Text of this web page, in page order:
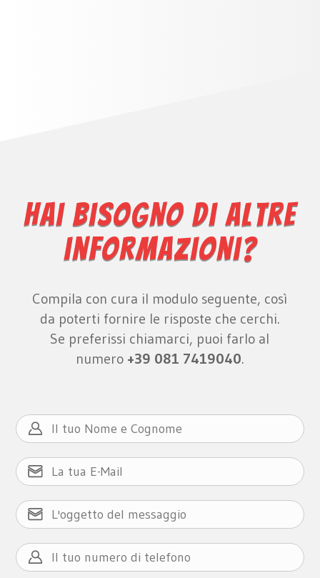
Hai bisogno di altre
informazioni?
Compila con cura il modulo seguente, così
da poterti fornire le risposte che cerchi.
Se preferissi chiamarci, puoi farlo al
numero +39 081 7419040.